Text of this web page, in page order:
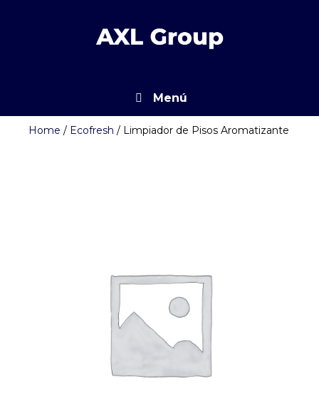
Menú
Home / Ecofresh / Limpiador de Pisos Aromatizante